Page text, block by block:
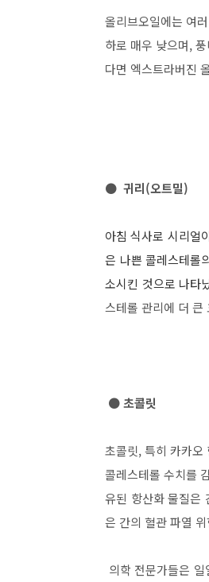
올리브오일에는 여
하로 매우 낮으며,
다면 엑스트라버진
● 귀리(오트밀)
아침 식사로 시리얼
은 나쁜 콜레스테롤
소시킨 것으로 나타
스테롤 관리에 더 큰
● 초콜릿
초콜릿, 특히 카카오
콜레스테롤 수치를
유된 항산화 물질은
은 간의 혈관 파열
의학 전문가들은